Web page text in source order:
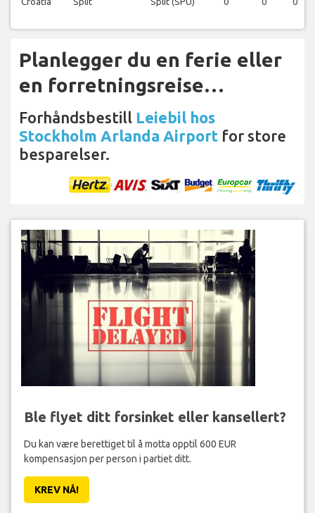
Planlegger du en ferie eller
en forretningsreise…
Forhåndsbestill Leiebil hos
Stockholm Arlanda Airport for store
besparelser.
Ble flyet ditt forsinket eller kansellert?
Du kan være berettiget til å motta opptil 600 EUR
kompensasjon per person i partiet ditt.
KREV NÅ!